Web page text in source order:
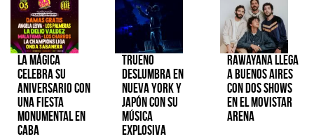
La Mágica
celebra su
aniversario con
una fiesta
monumental en
CABA
TRUENO
deslumbra en
Nueva York y
Japón con su
música
explosiva
Rawayana llega
a Buenos Aires
con dos shows
en el Movistar
Arena